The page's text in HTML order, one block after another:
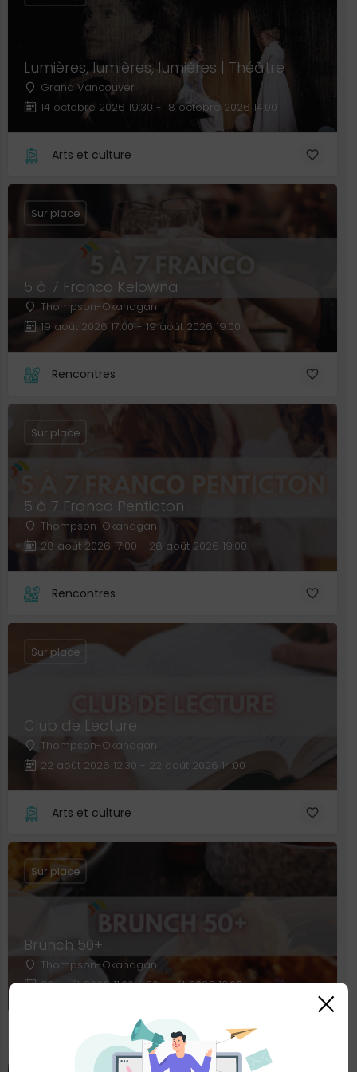
Lumières, lumières, lumières | Théâtre
Grand Vancouver
14 octobre 2026 19:30 - 18 octobre 2026 14:00
Arts et culture
5 à 7 Franco Kelowna
Thompson-Okanagan
19 août 2026 17:00 - 19 août 2026 19:00
Sur place
Rencontres
5 à 7 Franco Penticton
Thompson-Okanagan
28 août 2026 17:00 - 28 août 2026 19:00
Sur place
Rencontres
Club de Lecture
Thompson-Okanagan
22 août 2026 12:30 - 22 août 2026 14:00
Sur place
Arts et culture
Brunch 50+
Thompson-Okanagan
30 août 2026 11:00 - 30 août 2026 13:00
Sur place
×